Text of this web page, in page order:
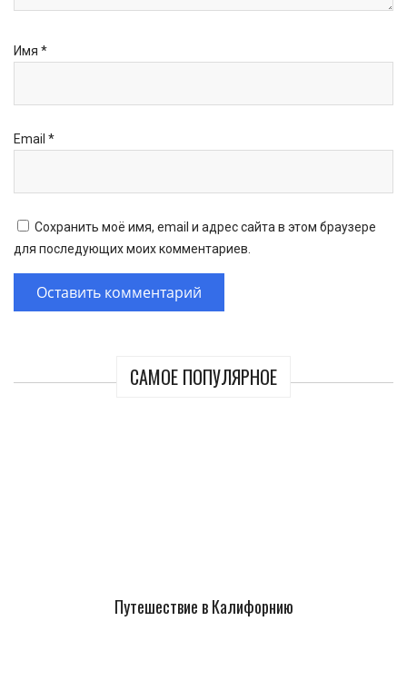
САМОЕ ПОПУЛЯРНОЕ
Путешествие в Калифорнию
Имя *
Email *
Сохранить моё имя, email и адрес сайта в этом браузере
для последующих моих комментариев.